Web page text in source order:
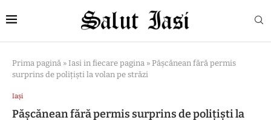
Prima pagină » Iasi in fiecare pagina » Pășcănean fără permis
surprins de polițiști la volan pe străzi
Iași
Pășcănean fără permis surprins de polițiști la